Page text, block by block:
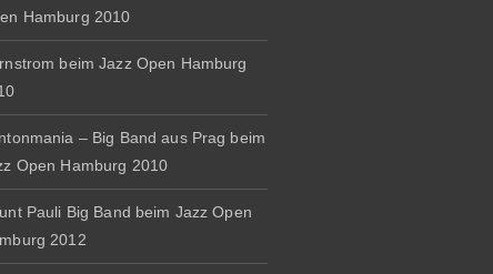
Hamburg 2010
beim Jazz Open Hamburg
– Big Band aus Prag beim
Open Hamburg 2010
Pauli Big Band beim Jazz Open
2012